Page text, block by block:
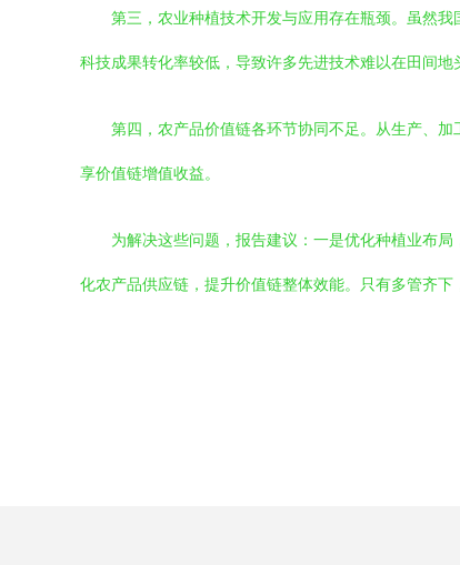
第三，农业种植技术开发与应用存在瓶颈。虽然
科技成果转化率较低，导致许多先进技术难以在田间地
第四，农产品价值链各环节协同不足。从生产、
享价值链增值收益。
为解决这些问题，报告建议：一是优化种植业布
化农产品供应链，提升价值链整体效能。只有多管齐